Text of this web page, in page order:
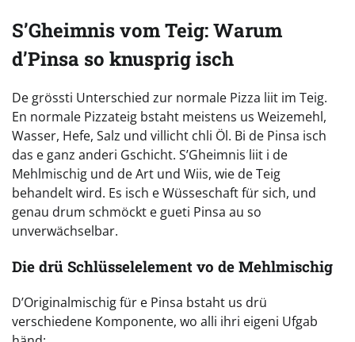
S’Gheimnis vom Teig: Warum
d’Pinsa so knusprig isch
De grössti Unterschied zur normale Pizza liit im Teig.
En normale Pizzateig bstaht meistens us Weizemehl,
Wasser, Hefe, Salz und villicht chli Öl. Bi de Pinsa isch
das e ganz anderi Gschicht. S’Gheimnis liit i de
Mehlmischig und de Art und Wiis, wie de Teig
behandelt wird. Es isch e Wüsseschaft für sich, und
genau drum schmöckt e gueti Pinsa au so
unverwächselbar.
Die drü Schlüsselelement vo de Mehlmischig
D’Originalmischig für e Pinsa bstaht us drü
verschiedene Komponente, wo alli ihri eigeni Ufgab